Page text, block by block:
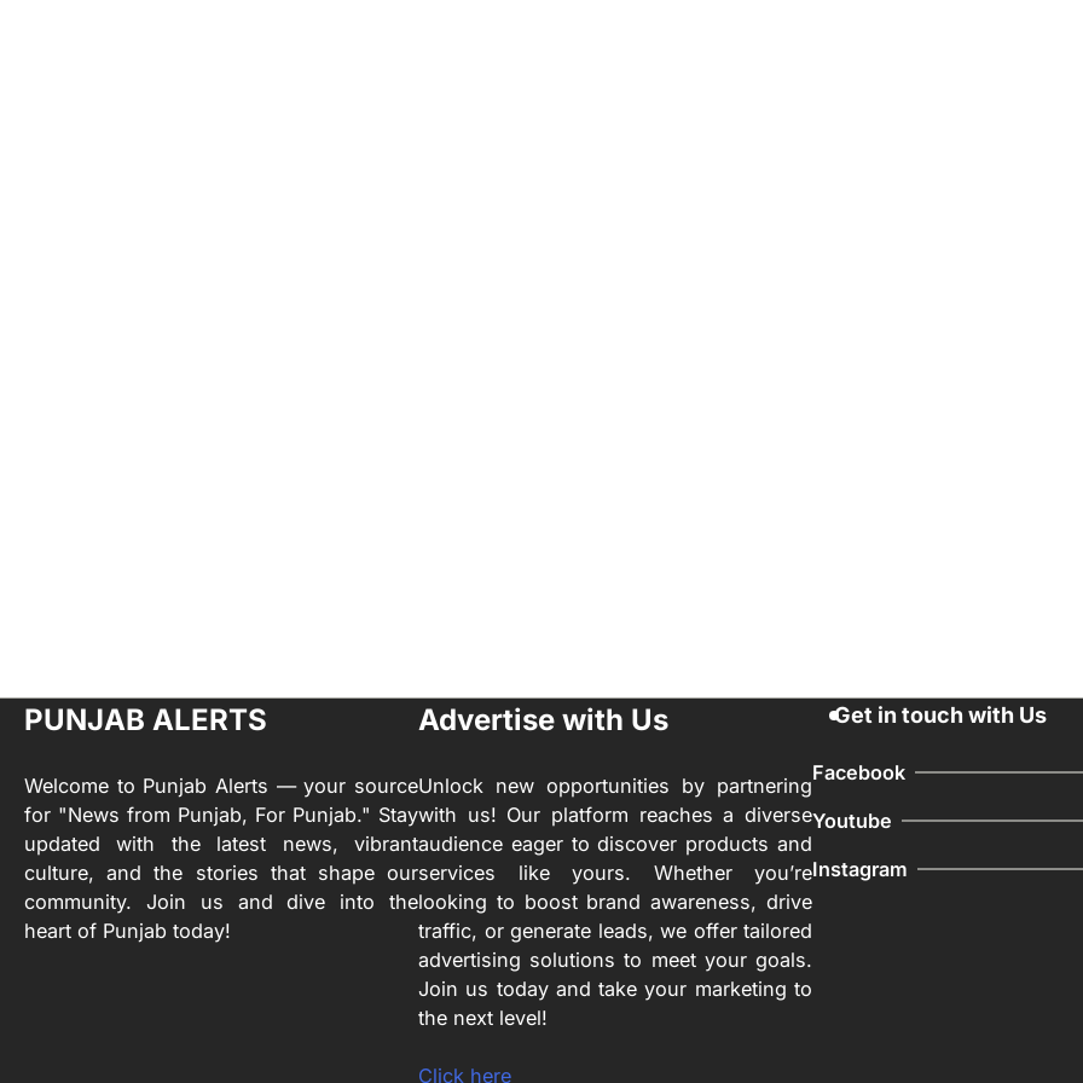
PUNJAB ALERTS
Welcome to Punjab Alerts — your source
for "News from Punjab, For Punjab." Stay
updated with the latest news, vibrant
culture, and the stories that shape our
community. Join us and dive into the
heart of Punjab today!
Advertise with Us
Unlock new opportunities by partnering
with us! Our platform reaches a diverse
audience eager to discover products and
services like yours. Whether you’re
looking to boost brand awareness, drive
traffic, or generate leads, we offer tailored
advertising solutions to meet your goals.
Join us today and take your marketing to
the next level!
Click here
Get in touch with Us
Facebook
Youtube
Instagram